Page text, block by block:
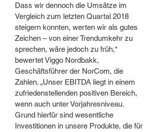
Dass wir dennoch die Umsätze im
Vergleich zum letzten Quartal 2018
steigern konnten, werten wir als gutes
Zeichen – von einer Trendumkehr zu
sprechen, wäre jedoch zu früh,“
bewertet Viggo Nordbakk,
Geschäftsführer der NorCom, die
Zahlen. „Unser EBITDA liegt in einem
zufriedenstellenden positiven Bereich,
wenn auch unter Vorjahresniveau.
Grund hierfür sind wesentliche
Investitionen in unsere Produkte, die für